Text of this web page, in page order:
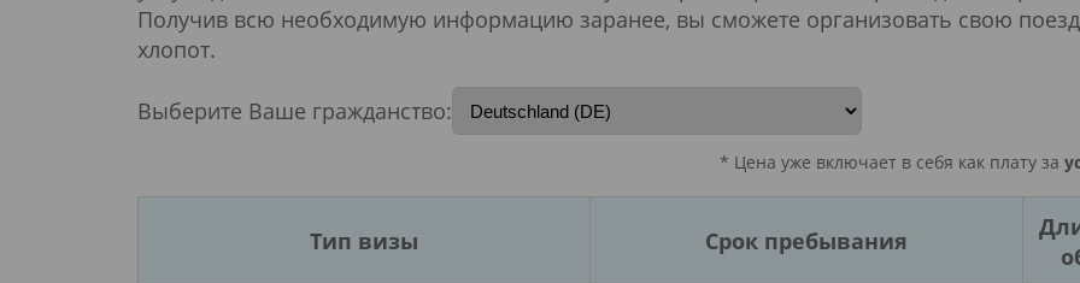
Получив всю необходимую информацию заранее, вы сможете организовать свою
хлопот.
Выберите Ваше гражданство:
* Цена уже включает в себя как плату за
Тип визы Срок пребывания